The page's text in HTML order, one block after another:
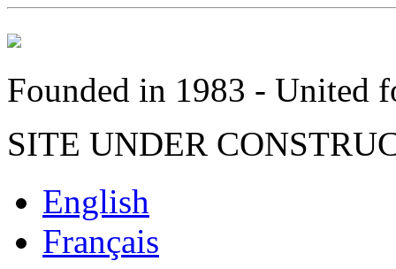
Founded in 1983 - United
SITE UNDER
English
Français